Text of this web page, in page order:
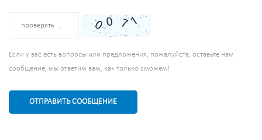
Если у вас есть вопросы или предложения, пожалуйста, оставьте нам
сообщение, мы ответим вам, как только сможем!
ОТПРАВИТЬ СООБЩЕНИЕ